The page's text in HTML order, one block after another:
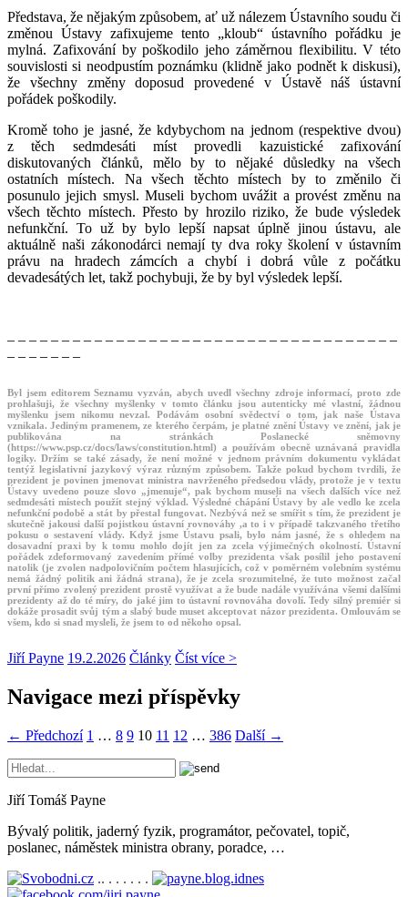
Představa, že nějakým způsobem, ať už nálezem Ústavního soudu či
změnou Ústavy zafixujeme tento „kloub“ ústavního pořádku je
mylná. Zafixování by poškodilo jeho záměrnou flexibilitu. V této
souvislosti si neodpustím poznámku (klidně jako podnět k diskusi),
že všechny změny doposud provedené v Ústavě náš ústavní
pořádek poškodily.
Kromě toho je jasné, že kdybychom na jednom (respektive dvou)
z těch sedmdesáti míst provedli kazuistické zafixování
diskutovaných článků, mělo by to nějaké důsledky na všech
ostatních místech. Na všech těchto místech by to změnilo či
posunulo jejich smysl. Museli bychom uvážit a provést změnu na
všech těchto místech. Přesto by hrozilo riziko, že bude výsledek
nefunkční. To už by bylo lepší napsat úplně jinou ústavu, ale
aktuálně naši zákonodárci nemají ty dva roky školení v ústavním
právu na hradech zámcích a chybí i dobrá vůle z počátku
devadesátých let, takž pochybuji, že by byl výsledek lepší.
– – – – – – – – – – – – – – – – – – – – – – – – – – – – – – – – – – – –
– – – – – – –
Byl jsem editorem Seznamu vyzván, abych uvedl všechny zdroje informací, proto zde
prohlašuji, že všechny myšlenky v tomto článku jsou autenticky mé vlastní, žádnou
myšlenku jsem nikomu nevzal. Podávám osobní svědectví o tom, jak naše Ústava
vznikala. Jediným pramenem, ze kterého čerpám, je platné znění Ústavy ve znění, jak je
publikována na stránkách Poslanecké sněmovny
(https://www.psp.cz/docs/laws/constitution.html) a používám obecně uznávaná pravidla
logiky. Držím se také zásady, že není možné v jednom právním dokumentu vykládat
tentýž legislativní jazykový výraz různým způsobem. Takže pokud bychom tvrdili, že
prezident je povinen jmenovat ministra navrženého předsedou vlády, protože je v textu
Ústavy uvedeno pouze slovo „jmenuje“, pak bychom museli na všech dalších více než
sedmdesáti místech použít stejný výklad. Výsledné chápání Ústavy by ale vedlo ke zcela
nefunkční podobě a stát by přestal fungovat. Nezbývá než se smířit s tím, že prezident je
skutečně jakousi další pojistkou ústavní rovnováhy ,a to i v případě takzvaného třetího
pokusu o sestavení vlády. Když jsme Ústavu psali, bylo nám jasné, že s ohledem na
dosavadní praxi by k tomu mohlo dojít jen za zcela výjimečných okolností. Ústavní
pořádek zdeformovaný zavedením přímé volby prezidenta však posílil jeho postavení
natolik (je zvolen nadpolovičním počtem hlasujících, což v poměrném volebním systému
nemá žádný politik ani žádná strana), že je zcela srozumitelné, že tuto možnost začal
první přímo zvolený prezident prostě využívat a že bude nadále využívána všemi dalšími
prezidenty až do té míry, do jaké jim to ústavní rovnováha dovolí. Tedy silný premiér si
dokáže prosadit svůj tým a slabý bude muset akceptovat názor prezidenta. Omlouvám se
všem, kdo si snad mysleli, že jsem to od někoho opsal.
Jiří Payne 19.2.2026 Články Číst více >
Navigace mezi příspěvky
← Předchozí 1 … 8 9 10 11 12 … 386 Další →
Jiří Tomáš Payne
Bývalý politik, jaderný fyzik, programátor, pečovatel, topič,
poslanec, náměstek ministra obrany, poradce, …
.. . . . . . .